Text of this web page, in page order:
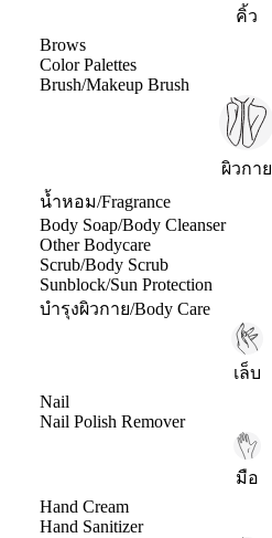
คิ้ว
Brows
Color Palettes
Brush/Makeup Brush
ผิวกาย
น้ำหอม/Fragrance
Body Soap/Body Cleanser
Other Bodycare
Scrub/Body Scrub
Sunblock/Sun Protection
บำรุงผิวกาย/Body Care
เล็บ
Nail
Nail Polish Remover
มือ
Hand Cream
Hand Sanitizer